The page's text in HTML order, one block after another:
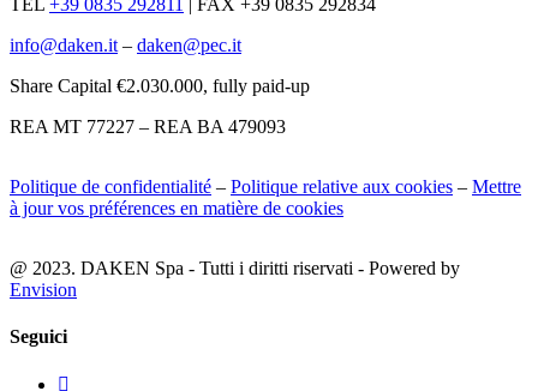
TEL +39 0835 292811 | FAX +39 0835 292834
info@daken.it – daken@pec.it
Share Capital €2.030.000, fully paid-up
REA MT 77227 – REA BA 479093
Politique de confidentialité – Politique relative aux cookies – Mettre
à jour vos préférences en matière de cookies
@ 2023. DAKEN Spa - Tutti i diritti riservati - Powered by
Envision
Seguici